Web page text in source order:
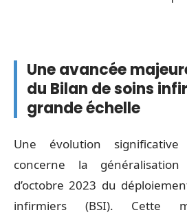
Une avancée
du Bilan de soins
grande échelle
Une évolution
concerne la
d’octobre 2023 du
infirmiers (BSI). Cette